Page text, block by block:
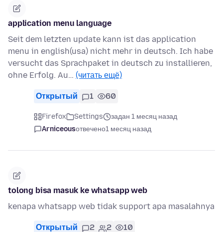
application menu language
Seit dem letzten update kann ist das application
menu in english(usa) nicht mehr in deutsch. Ich habe
versucht das Sprachpaket in deutsch zu installieren,
ohne Erfolg. Au… (читать ещё)
Открытый 1 60
Firefox Settings
задан 1 месяц назад
Arniceousотвечено1 месяц назад
tolong bisa masuk ke whatsapp web
kenapa whatsapp web tidak support apa masalahnya
Открытый 2 2 10